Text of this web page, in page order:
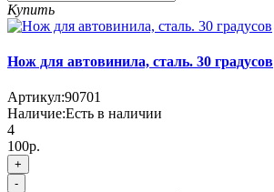
Купить
Нож для автовинила, сталь. 30 градусов
Артикул:90701
Наличие:Есть в наличии
4
100р.
+
-